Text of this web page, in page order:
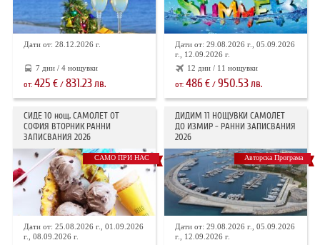
Дати от: 28.12.2026 г.
7 дни / 4 нощувки
от: 425 €/ 831.23лв.
Дати от: 29.08.2026 г., 05.09.2026
г., 12.09.2026 г.
12 дни / 11 нощувки
от:486€ /950.53лв.
СИДЕ 10 нощ. САМОЛЕТ ОТ
СОФИЯ ВТОРНИК РАННИ
ЗАПИСВАНИЯ 2026
САМО ПРИ НАС
Дати от: 25.08.2026 г., 01.09.2026
г., 08.09.2026 г.
ДИДИМ 11 НОЩУВКИ САМОЛЕТ
ДО ИЗМИР - РАННИ ЗАПИСВАНИЯ
2026
Авторска Програма
Дати от: 29.08.2026 г., 05.09.2026
г., 12.09.2026 г.